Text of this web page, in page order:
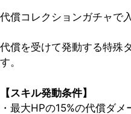
代償コレクションガチャで
代償を受けて発動する特殊
す。
【スキル発動条件】
・最大HPの15%の代償ダメ